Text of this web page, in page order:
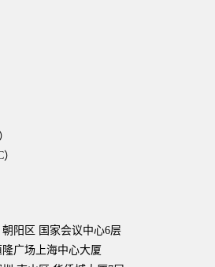
阳区 国家会议中心6层
隆广场上海中心大厦